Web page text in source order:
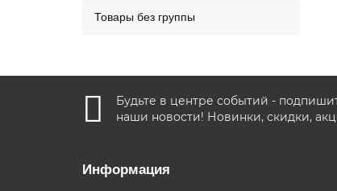
Товары без группы
Будьте в центре событий -
наши новости! Новинки, скидки,
Информация